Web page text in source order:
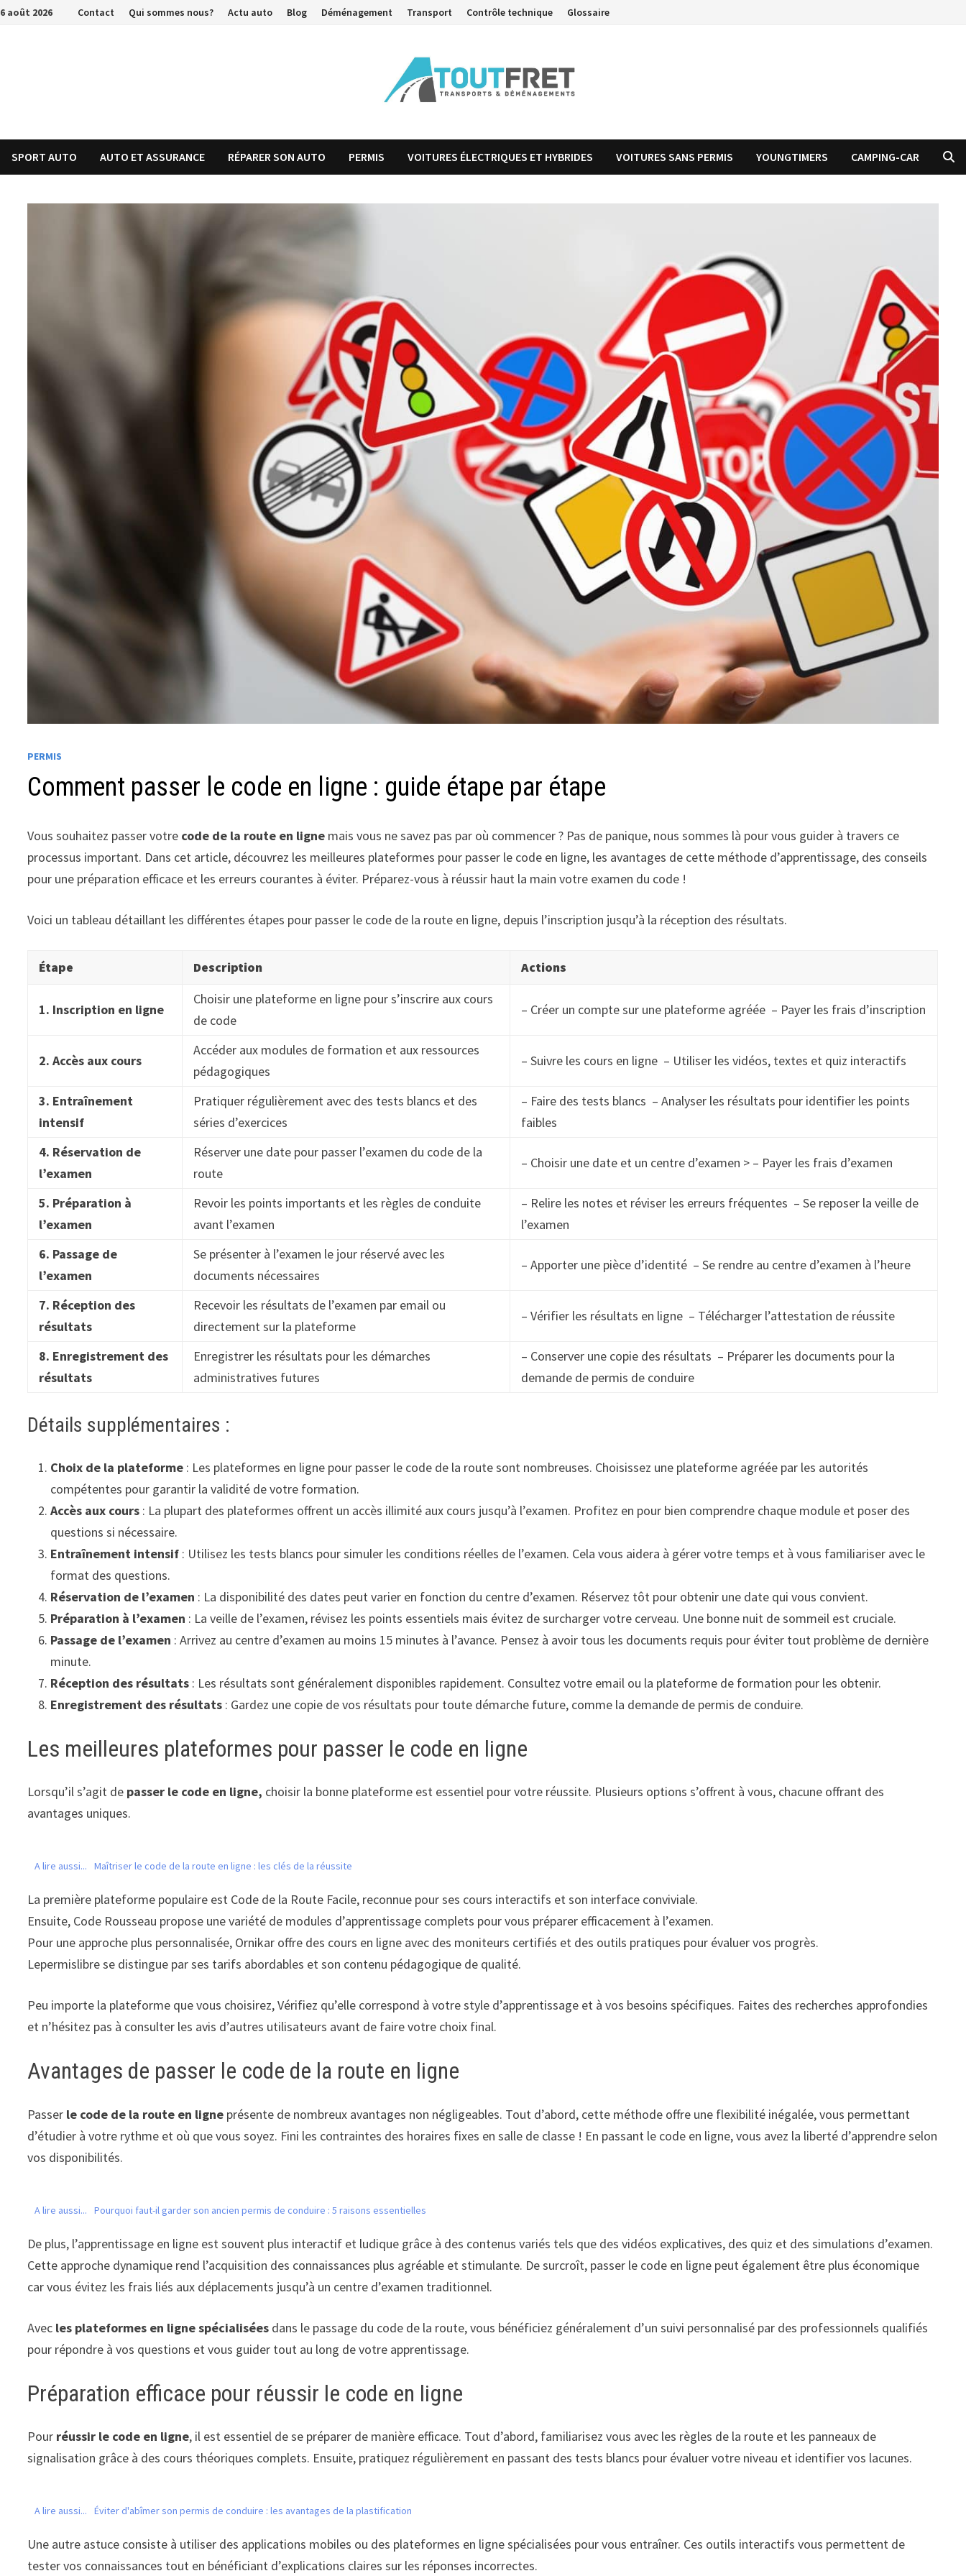
Passer
6 août 2026 Contact Qui sommes nous? Actu auto Blog Déménagement Transport Contrôle technique Glossaire
SPORT AUTO AUTO ET ASSURANCE RÉPARER SON AUTO PERMIS VOITURES ÉLECTRIQUES ET HYBRIDES VOITURES SANS PERMIS YOUNGTIMERS CAMPING-CAR
PERMIS
Comment passer le code en ligne : guide étape par étape
Vous souhaitez passer votre code de la route en ligne mais vous ne savez pas par où commencer ? Pas de panique, nous sommes là pour vous guider à travers ce
processus important. Dans cet article, découvrez les meilleures plateformes pour passer le code en ligne, les avantages de cette méthode d’apprentissage, des conseils
pour une préparation efficace et les erreurs courantes à éviter. Préparez-vous à réussir haut la main votre examen du code !
Voici un tableau détaillant les différentes étapes pour passer le code de la route en ligne, depuis l’inscription jusqu’à la réception des résultats.
Étape Description Actions
1. Inscription en ligne
Choisir une plateforme en ligne pour s’inscrire aux cours
de code
– Créer un compte sur une plateforme agréée – Payer les frais d’inscription
2. Accès aux cours
Accéder aux modules de formation et aux ressources
pédagogiques
– Suivre les cours en ligne – Utiliser les vidéos, textes et quiz interactifs
3. Entraînement
intensif
Pratiquer régulièrement avec des tests blancs et des
séries d’exercices
– Faire des tests blancs – Analyser les résultats pour identifier les points
faibles
4. Réservation de
l’examen
Réserver une date pour passer l’examen du code de la
route
– Choisir une date et un centre d’examen > – Payer les frais d’examen
5. Préparation à
l’examen
Revoir les points importants et les règles de conduite
avant l’examen
– Relire les notes et réviser les erreurs fréquentes – Se reposer la veille de
l’examen
6. Passage de
l’examen
Se présenter à l’examen le jour réservé avec les
documents nécessaires
– Apporter une pièce d’identité – Se rendre au centre d’examen à l’heure
7. Réception des
résultats
Recevoir les résultats de l’examen par email ou
directement sur la plateforme
– Vérifier les résultats en ligne – Télécharger l’attestation de réussite
8. Enregistrement des
résultats
Enregistrer les résultats pour les démarches
administratives futures
– Conserver une copie des résultats – Préparer les documents pour la
demande de permis de conduire
Détails supplémentaires :
Choix de la plateforme : Les plateformes en ligne pour passer le code de la route sont nombreuses. Choisissez une plateforme agréée par les autorités
compétentes pour garantir la validité de votre formation.
Accès aux cours : La plupart des plateformes offrent un accès illimité aux cours jusqu’à l’examen. Profitez en pour bien comprendre chaque module et poser des
questions si nécessaire.
Entraînement intensif : Utilisez les tests blancs pour simuler les conditions réelles de l’examen. Cela vous aidera à gérer votre temps et à vous familiariser avec le
format des questions.
Réservation de l’examen : La disponibilité des dates peut varier en fonction du centre d’examen. Réservez tôt pour obtenir une date qui vous convient.
Préparation à l’examen : La veille de l’examen, révisez les points essentiels mais évitez de surcharger votre cerveau. Une bonne nuit de sommeil est cruciale.
Passage de l’examen : Arrivez au centre d’examen au moins 15 minutes à l’avance. Pensez à avoir tous les documents requis pour éviter tout problème de dernière
minute.
Réception des résultats : Les résultats sont généralement disponibles rapidement. Consultez votre email ou la plateforme de formation pour les obtenir.
Enregistrement des résultats : Gardez une copie de vos résultats pour toute démarche future, comme la demande de permis de conduire.
Les meilleures plateformes pour passer le code en ligne
Lorsqu’il s’agit de passer le code en ligne, choisir la bonne plateforme est essentiel pour votre réussite. Plusieurs options s’offrent à vous, chacune offrant des
avantages uniques.
A lire aussi... Maîtriser le code de la route en ligne : les clés de la réussite
La première plateforme populaire est Code de la Route Facile, reconnue pour ses cours interactifs et son interface conviviale.
Ensuite, Code Rousseau propose une variété de modules d’apprentissage complets pour vous préparer efficacement à l’examen.
Pour une approche plus personnalisée, Ornikar offre des cours en ligne avec des moniteurs certifiés et des outils pratiques pour évaluer vos progrès.
Lepermislibre se distingue par ses tarifs abordables et son contenu pédagogique de qualité.
Peu importe la plateforme que vous choisirez, Vérifiez qu’elle correspond à votre style d’apprentissage et à vos besoins spécifiques. Faites des recherches approfondies
et n’hésitez pas à consulter les avis d’autres utilisateurs avant de faire votre choix final.
Avantages de passer le code de la route en ligne
Passer le code de la route en ligne présente de nombreux avantages non négligeables. Tout d’abord, cette méthode offre une flexibilité inégalée, vous permettant
d’étudier à votre rythme et où que vous soyez. Fini les contraintes des horaires fixes en salle de classe ! En passant le code en ligne, vous avez la liberté d’apprendre selon
vos disponibilités.
A lire aussi... Pourquoi faut-il garder son ancien permis de conduire : 5 raisons essentielles
De plus, l’apprentissage en ligne est souvent plus interactif et ludique grâce à des contenus variés tels que des vidéos explicatives, des quiz et des simulations d’examen.
Cette approche dynamique rend l’acquisition des connaissances plus agréable et stimulante. De surcroît, passer le code en ligne peut également être plus économique
car vous évitez les frais liés aux déplacements jusqu’à un centre d’examen traditionnel.
Avec les plateformes en ligne spécialisées dans le passage du code de la route, vous bénéficiez généralement d’un suivi personnalisé par des professionnels qualifiés
pour répondre à vos questions et vous guider tout au long de votre apprentissage.
Préparation efficace pour réussir le code en ligne
Pour réussir le code en ligne, il est essentiel de se préparer de manière efficace. Tout d’abord, familiarisez vous avec les règles de la route et les panneaux de
signalisation grâce à des cours théoriques complets. Ensuite, pratiquez régulièrement en passant des tests blancs pour évaluer votre niveau et identifier vos lacunes.
A lire aussi... Éviter d'abîmer son permis de conduire : les avantages de la plastification
Une autre astuce consiste à utiliser des applications mobiles ou des plateformes en ligne spécialisées pour vous entraîner. Ces outils interactifs vous permettent de
tester vos connaissances tout en bénéficiant d’explications claires sur les réponses incorrectes.